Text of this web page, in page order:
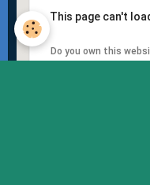
This page can't
Do you own this